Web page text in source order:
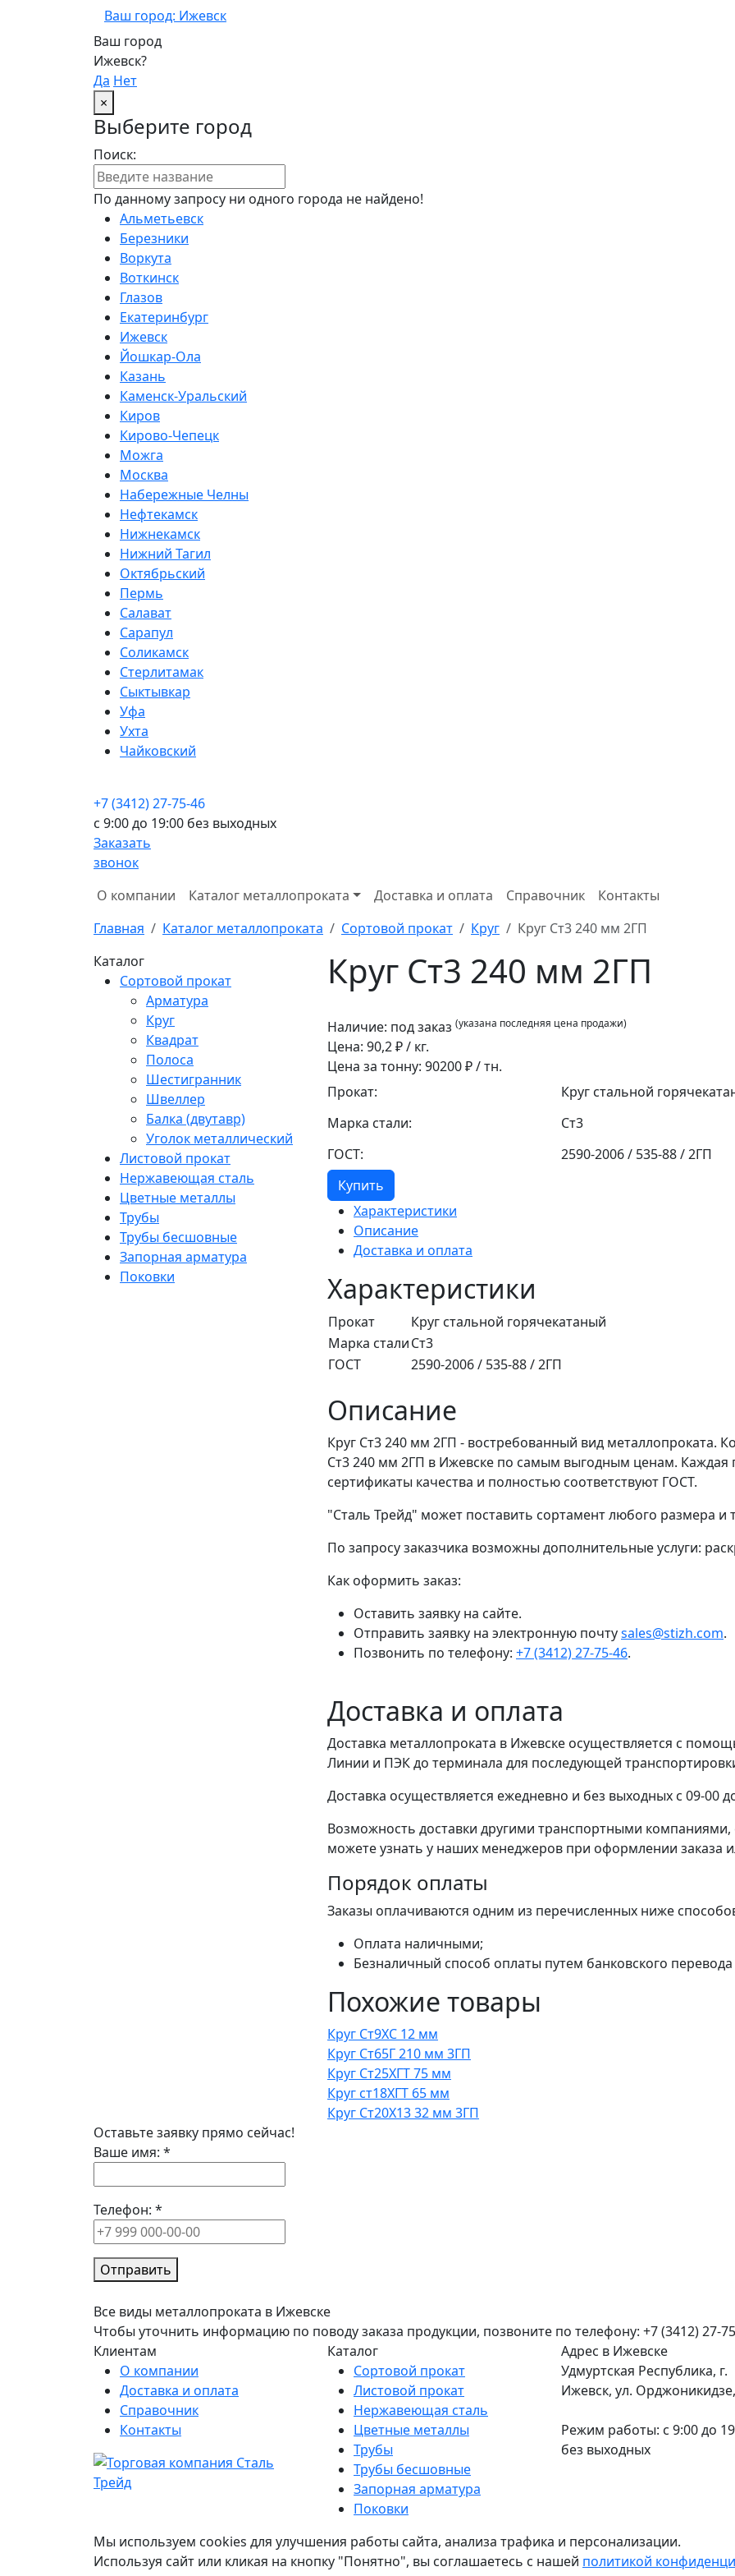
Ваш город: Ижевск
Ваш город
Ижевск?
Да Нет
×
Выберите город
Поиск:
По данному запросу ни одного города не найдено!
Альметьевск
Березники
Воркута
Воткинск
Глазов
Екатеринбург
Ижевск
Йошкар-Ола
Казань
Каменск-Уральский
Киров
Кирово-Чепецк
Можга
Москва
Набережные Челны
Нефтекамск
Нижнекамск
Нижний Тагил
Октябрьский
Пермь
Салават
Сарапул
Соликамск
Стерлитамак
Сыктывкар
Уфа
Ухта
Чайковский
+7 (3412) 27-75-46
c 9:00 до 19:00 без выходных
Заказать
звонок
О компании
Каталог металлопроката Доставка и оплата Справочник
Контакты
Главная
Каталог металлопроката Сортовой прокат Круг
Круг Ст3 240 мм 2ГП
Каталог
Сортовой прокат
Арматура
Круг
Квадрат
Полоса
Шестигранник
Швеллер
Балка (двутавр)
Уголок металлический
Листовой прокат
Нержавеющая сталь
Цветные металлы
Трубы
Трубы бесшовные
Запорная арматура
Поковки
Круг Ст3 240 мм 2ГП
Наличие: под заказ (указана последняя цена продажи)
Цена: 90,2₽ / кг.
Цена за тонну: 90200₽ / тн.
Прокат:
Круг стальной
Марка стали:
Ст3
ГОСТ:
2590-2006 / 535-88 / 2ГП
Купить
Характеристики
Описание
Доставка и оплата
Характеристики
Прокат
Круг стальной горячекатаный
Марка сталиСт3
ГОСТ
2590-2006 / 535-88 / 2ГП
Описание
Круг Ст3 240 мм 2ГП - востребованный вид металлопроката.
Ст3 240 мм 2ГП в Ижевске по самым выгодным ценам. Каждая
сертификаты качества и полностью соответствуют ГОСТ.
"Сталь Трейд" может поставить сортамент любого размера
По запросу заказчика возможны дополнительные услуги:
Как оформить заказ:
Оставить заявку на сайте.
Отправить заявку на электронную почтуsales@stizh.com.
Позвонить по телефону: +7 (3412) 27-75-46.
Доставка и оплата
Доставка металлопроката в Ижевске осуществляется с
Линии и ПЭК до терминала для последующей
Доставка осуществляется ежедневно и без выходных с 09-00
Возможность доставки другими транспортными
можете узнать у наших менеджеров при оформлении заказа
Порядок оплаты
Заказы оплачиваются одним из перечисленных ниже
Оплата наличными;
Безналичный способ оплаты путем банковского
Похожие товары
Круг Ст9ХС 12 мм
Круг Ст65Г 210 мм 3ГП
Круг Ст25ХГТ 75 мм
Круг ст18ХГТ 65 мм
Круг Ст20Х13 32 мм 3ГП
Оставьте заявку прямо сейчас!
Ваше имя: *
Телефон: *
Отправить
Все виды металлопроката в Ижевске
Чтобы уточнить информацию по поводу заказа продукции, позвоните по телефону: +7 (3412) 27-
Клиентам
О компании
Доставка и оплата
Справочник
Контакты
Каталог
Сортовой прокат
Листовой прокат
Нержавеющая сталь
Цветные металлы
Трубы
Трубы бесшовные
Запорная арматура
Поковки
Адрес в Ижевске
Удмуртская Республика, г.
Ижевск, ул.
Режим работы: c 9:00 до
без выходных
Мы используем cookies для улучшения работы сайта, анализа трафика и персонализации.
Используя сайт или кликая на кнопку "Понятно", вы соглашаетесь с нашей политикой